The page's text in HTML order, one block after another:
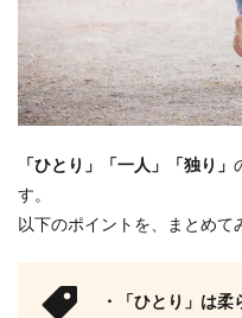
「ひとり」「一人」「独り」
す。
以下のポイントを、まとめて
・「ひとり」は